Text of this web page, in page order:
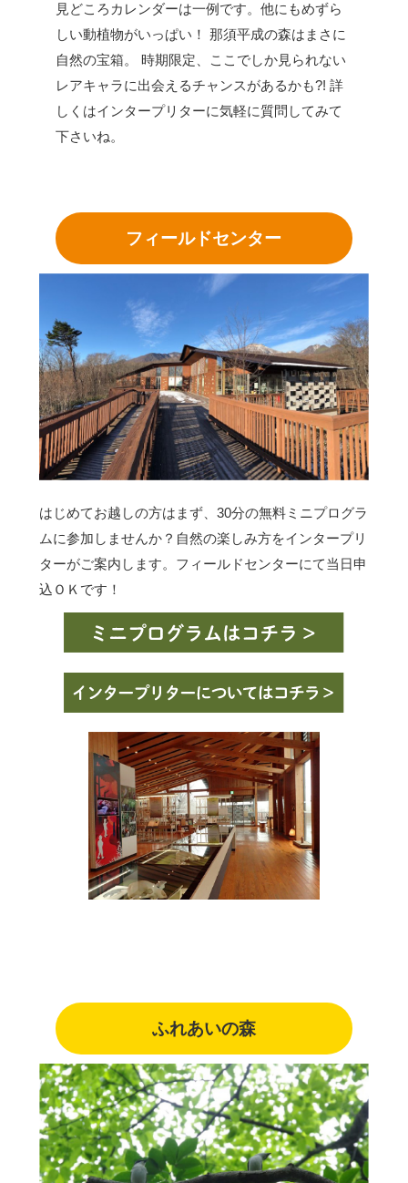
見どころカレンダーは一例です。他にもめずら
しい動植物がいっぱい！ 那須平成の森はまさに
自然の宝箱。
時期限定、ここでしか見られない
レアキャラに出会えるチャンスがあるかも?! 詳
しくはインタープリターに気軽に質問してみて
下さいね。
フィールドセンター
はじめてお越しの方はまず、30分の無料ミニプログラ
ムに参加しませんか？自然の楽しみ方をインタープリ
ターがご案内します。フィールドセンターにて当日申
込ＯＫです！
ふれあいの森